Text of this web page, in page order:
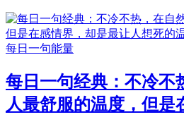
每日一句能量
每日一句经典：不冷不
人最舒服的温度，但是